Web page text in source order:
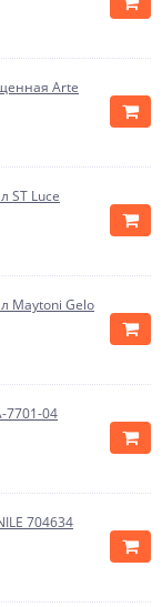
Arte
ST Luce
Maytoni Gelo
7701-04
704634